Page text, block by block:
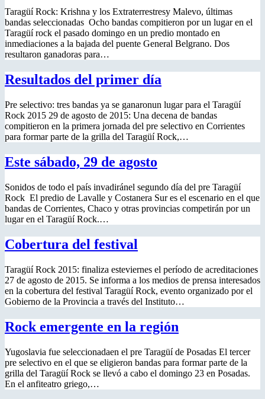
Taragüí Rock: Krishna y los Extraterrestresy Malevo, últimas
bandas seleccionadas Ocho bandas compitieron por un lugar en el
Taragüí rock el pasado domingo en un predio montado en
inmediaciones a la bajada del puente General Belgrano. Dos
resultaron ganadoras para…
Resultados del primer día
Pre selectivo: tres bandas ya se ganaronun lugar para el Taragüí
Rock 2015 29 de agosto de 2015: Una decena de bandas
compitieron en la primera jornada del pre selectivo en Corrientes
para formar parte de la grilla del Taragüí Rock,…
Este sábado, 29 de agosto
Sonidos de todo el país invadiránel segundo día del pre Taragüí
Rock El predio de Lavalle y Costanera Sur es el escenario en el que
bandas de Corrientes, Chaco y otras provincias competirán por un
lugar en el Taragüí Rock.…
Cobertura del festival
Taragüí Rock 2015: finaliza esteviernes el período de acreditaciones
27 de agosto de 2015. Se informa a los medios de prensa interesados
en la cobertura del festival Taragüí Rock, evento organizado por el
Gobierno de la Provincia a través del Instituto…
Rock emergente en la región
Yugoslavia fue seleccionadaen el pre Taragüí de Posadas El tercer
pre selectivo en el que se eligieron bandas para formar parte de la
grilla del Taragüí Rock se llevó a cabo el domingo 23 en Posadas.
En el anfiteatro griego,…